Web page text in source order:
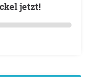
jetzt!